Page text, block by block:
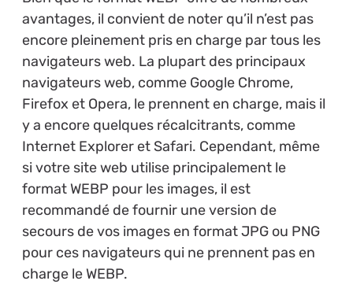
avantages, il convient de noter qu’il n’est pas
encore pleinement pris en charge par tous les
navigateurs web. La plupart des principaux
navigateurs web, comme Google Chrome,
Firefox et Opera, le prennent en charge, mais il
y a encore quelques récalcitrants, comme
Internet Explorer et Safari. Cependant, même
si votre site web utilise principalement le
format WEBP pour les images, il est
recommandé de fournir une version de
secours de vos images en format JPG ou PNG
pour ces navigateurs qui ne prennent pas en
charge le WEBP.